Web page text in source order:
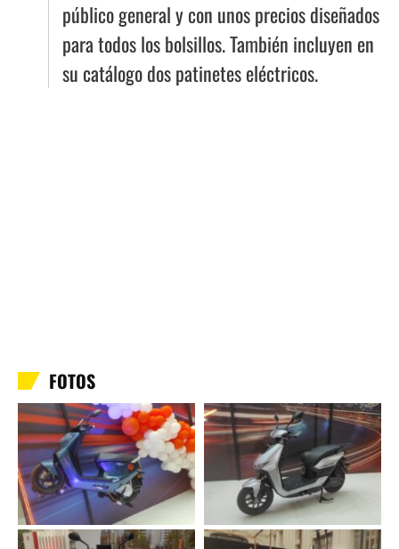
público general y con unos precios diseñados
para todos los bolsillos. También incluyen en
su catálogo dos patinetes eléctricos.
FOTOS